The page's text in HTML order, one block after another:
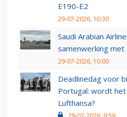
E190-E2
29-07-2026, 10:30
Saudi Arabian
samenwerking met
29-07-2026, 10:00
Deadlinedag voor
Portugal: wordt
Lufthansa?